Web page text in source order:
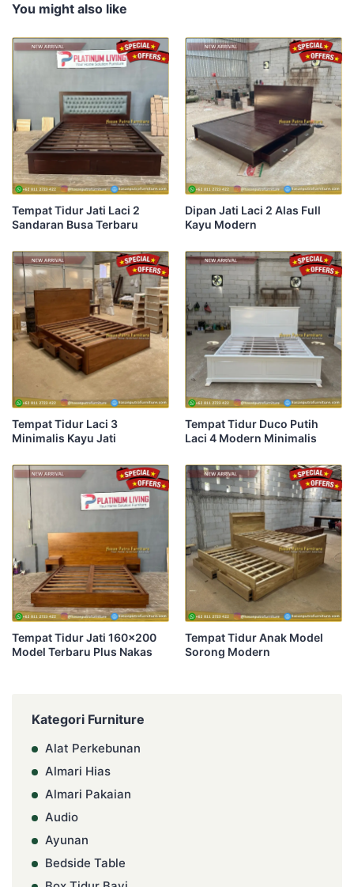
You might also like
Tempat Tidur Jati Laci 2
Sandaran Busa Terbaru
Dipan Jati Laci 2 Alas Full
Kayu Modern
Tempat Tidur Laci 3
Minimalis Kayu Jati
Tempat Tidur Duco Putih
Laci 4 Modern Minimalis
Tempat Tidur Jati 160×200
Model Terbaru Plus Nakas
Tempat Tidur Anak Model
Sorong Modern
Kategori Furniture
Alat Perkebunan
Almari Hias
Almari Pakaian
Audio
Ayunan
Bedside Table